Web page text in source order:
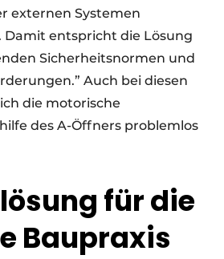
externen Systemen
Damit entspricht die Lösung
Sicherheitsnormen und
Auch bei diesen
die motorische
des A-Öffners problemlos
für die
Baupraxis